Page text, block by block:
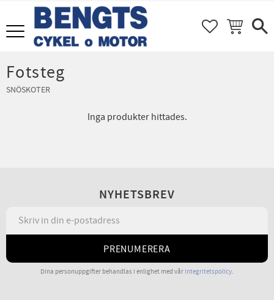
Meny FAVORITER
KUNDVAGN
Fotsteg
SNÖSKOTER
Inga produkter hittades.
NYHETSBREV
PRENUMERERA
Dina personuppgifter behandlas i enlighet med vår integritetspolicy.